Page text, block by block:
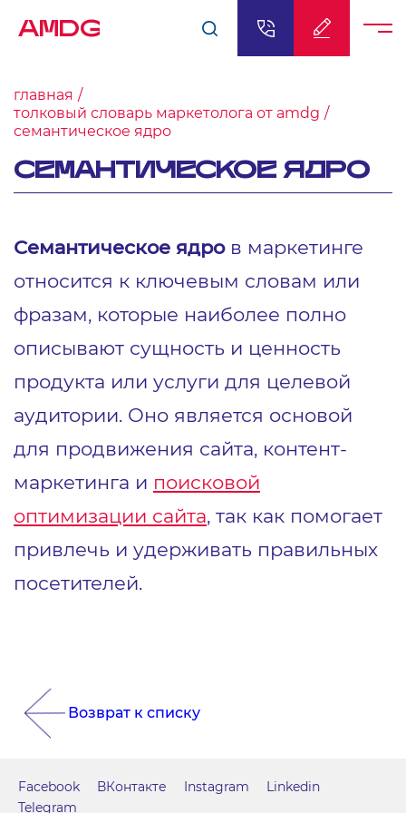
AMDG
главная
толковый словарь маркетолога от amdg
семантическое ядро
СЕМАНТИЧЕСКОЕ ЯДРО
Семантическое ядров маркетинге
относится к ключевым словам или
фразам, которые наиболее полно
описывают сущность и ценность
продукта или услуги для целевой
аудитории. Оно является основой
для продвижения сайта, контент-
маркетинга и поисковой
оптимизации сайта, так как помогает
привлечь и удерживать правильных
посетителей.
Возврат к списку
Facebook ВКонтакте Instagram
Linkedin
Telegram